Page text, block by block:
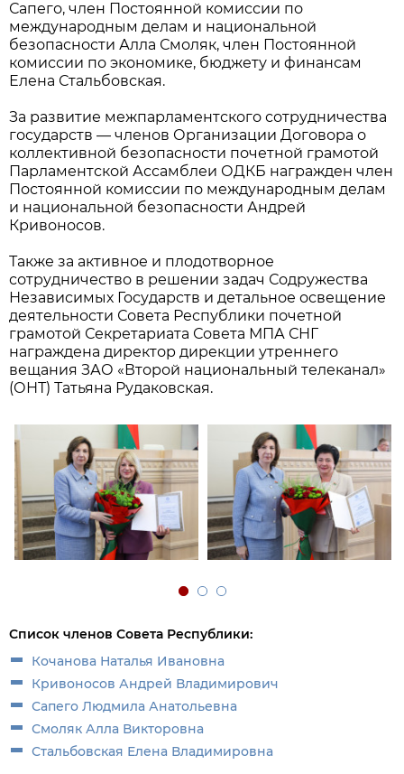
Сапего, член Постоянной комиссии по
международным делам и национальной
безопасности Алла Смоляк, член Постоянной
комиссии по экономике, бюджету и финансам
Елена Стальбовская.
За развитие межпарламентского сотрудничества
государств — членов Организации Договора о
коллективной безопасности почетной грамотой
Парламентской Ассамблеи ОДКБ награжден член
Постоянной комиссии по международным делам
и национальной безопасности Андрей
Кривоносов.
Также за активное и плодотворное
сотрудничество в решении задач Содружества
Независимых Государств и детальное освещение
деятельности Совета Республики почетной
грамотой Секретариата Совета МПА СНГ
награждена директор дирекции утреннего
вещания ЗАО «Второй национальный телеканал»
(ОНТ) Татьяна Рудаковская.
Список членов Совета Республики:
Кочанова Наталья Ивановна
Кривоносов Андрей Владимирович
Сапего Людмила Анатольевна
Смоляк Алла Викторовна
Стальбовская Елена Владимировна